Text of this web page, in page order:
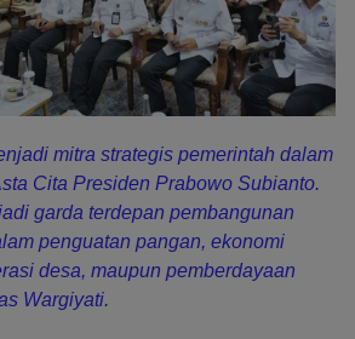
mitra strategis pemerintah dalam
Cita Presiden Prabowo Subianto.
garda terdepan pembangunan
penguatan pangan, ekonomi
desa, maupun pemberdayaan
Wargiyati.